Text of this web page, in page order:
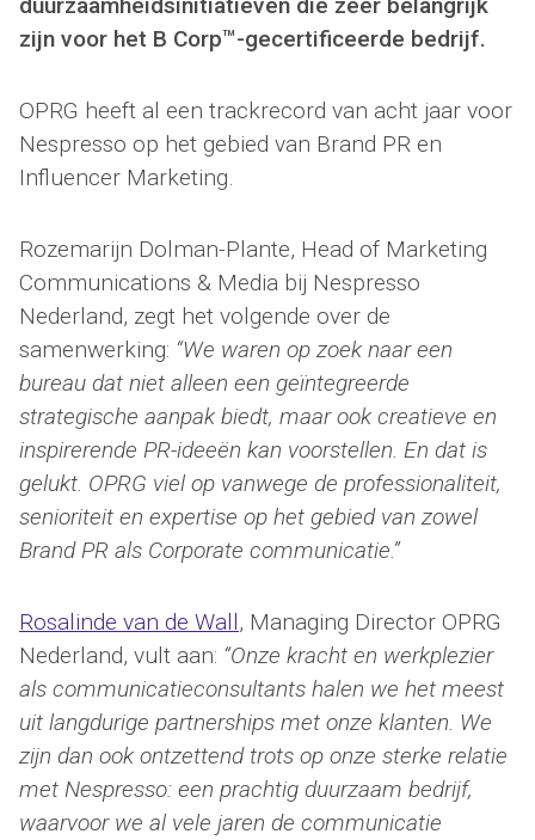
zijn voor het B Corp™-gecertificeerde bedrijf.
OPRG heeft al een trackrecord van acht jaar voor
Nespresso op het gebied van Brand PR en
Influencer Marketing.
Rozemarijn Dolman-Plante, Head of Marketing
Communications & Media bij Nespresso
Nederland, zegt het volgende over de
samenwerking: “We waren op zoek naar een
bureau dat niet alleen een geïntegreerde
strategische aanpak biedt, maar ook creatieve en
inspirerende PR-ideeën kan voorstellen. En dat is
gelukt. OPRG viel op vanwege de professionaliteit,
senioriteit en expertise op het gebied van zowel
Brand PR als Corporate communicatie.”
Rosalinde van de Wall, Managing Director OPRG
Nederland, vult aan: “Onze kracht en werkplezier
als communicatieconsultants halen we het meest
uit langdurige partnerships met onze klanten. We
zijn dan ook ontzettend trots op onze sterke relatie
met Nespresso: een prachtig duurzaam bedrijf,
waarvoor we al vele jaren de communicatie